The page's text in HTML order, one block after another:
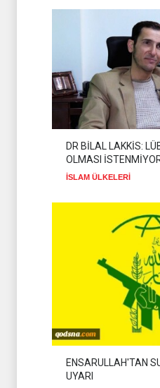
DR BİLAL LAKKİS:
OLMASI
İSLAM ÜLKELERİ
ENSARULLAH'TAN
UYARI